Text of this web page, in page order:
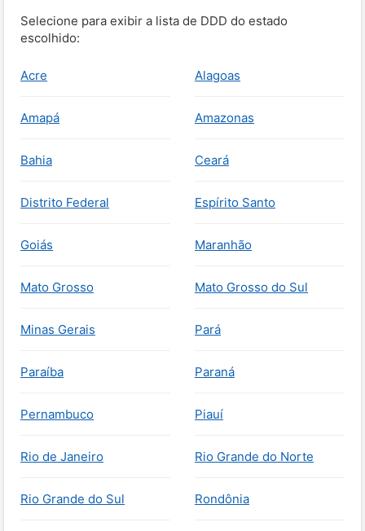
Selecione para exibir a lista de DDD do estado
escolhido:
Acre Alagoas
Amapá Amazonas
Bahia Ceará
Distrito Federal Espírito Santo
Goiás Maranhão
Mato Grosso Mato Grosso do Sul
Minas Gerais Pará
Paraíba Paraná
Pernambuco Piauí
Rio de Janeiro Rio Grande do Norte
Rio Grande do Sul Rondônia